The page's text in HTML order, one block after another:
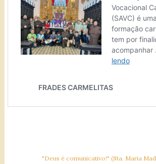
"Deus é comunicativo!" (Sta. Maria